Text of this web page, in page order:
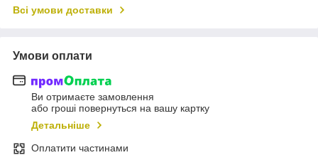
Всі умови доставки
Умови оплати
Ви отримаєте замовлення
або гроші повернуться на вашу картку
Детальніше
Оплатити частинами